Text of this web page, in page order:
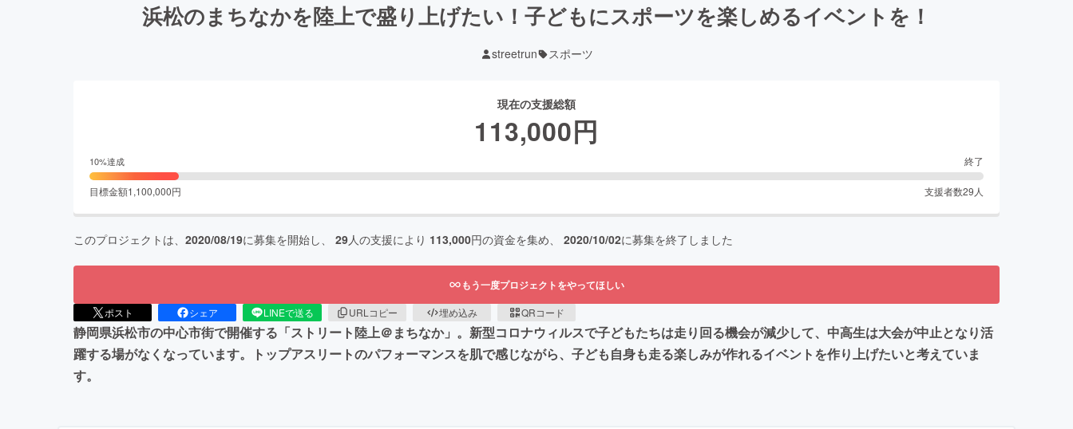
浜松のまちなかを陸上で盛り上げたい！子どもにスポーツを楽しめるイベントを！
streetrun スポーツ
現在の支援総額
113,000円
10%達成 終了
目標金額1,100,000円 支援者数29 人
このプロジェクトは、 2020/08/19に募集を開始し、 29人の支援により 113,000円の資金を集め、 2020/10/02に募集を終了しました
もう一度プロジェクトをやってほしい
ポスト シェア LINEで送る URLコピー 埋め込み QRコード
静岡県浜松市の中心市街で開催する「ストリート陸上＠まちなか」。新型コロナウィルスで子どもたちは走り回る機会が減少して、中高生は大会が中止となり活
躍する場がなくなっています。トップアスリートのパフォーマンスを肌で感じながら、子ども自身も走る楽しみが作れるイベントを作り上げたいと考えていま
す。